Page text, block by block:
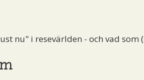
nu" i resevärlden - och vad som